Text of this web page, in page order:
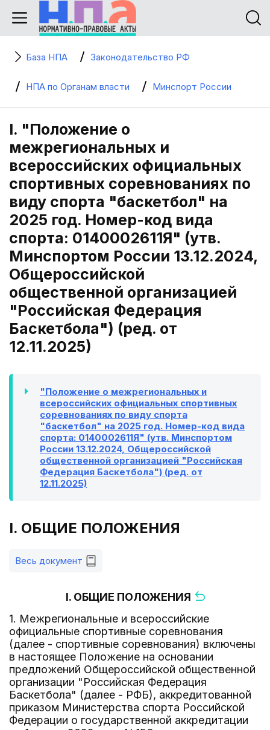
База НПА Законодательство РФ
НПА по Органам власти Минспорт России
I. "Положение о
межрегиональных и
всероссийских официальных
спортивных соревнованиях по
виду спорта "баскетбол" на
2025 год. Номер-код вида
спорта: 0140002611Я" (утв.
Минспортом России 13.12.2024,
Общероссийской
общественной организацией
"Российская Федерация
Баскетбола") (ред. от
12.11.2025)
"Положение о межрегиональных и
всероссийских официальных спортивных
соревнованиях по виду спорта
"баскетбол" на 2025 год. Номер-код вида
спорта: 0140002611Я" (утв. Минспортом
России 13.12.2024, Общероссийской
общественной организацией "Российская
Федерация Баскетбола") (ред. от
12.11.2025)
I. ОБЩИЕ ПОЛОЖЕНИЯ
Весь документ
I. ОБЩИЕ ПОЛОЖЕНИЯ
1. Межрегиональные и всероссийские
официальные спортивные соревнования
(далее - спортивные соревнования) включены
в настоящее Положение на основании
предложений Общероссийской общественной
организации "Российская Федерация
Баскетбола" (далее - РФБ), аккредитованной
приказом Министерства спорта Российской
Федерации о государственной аккредитации